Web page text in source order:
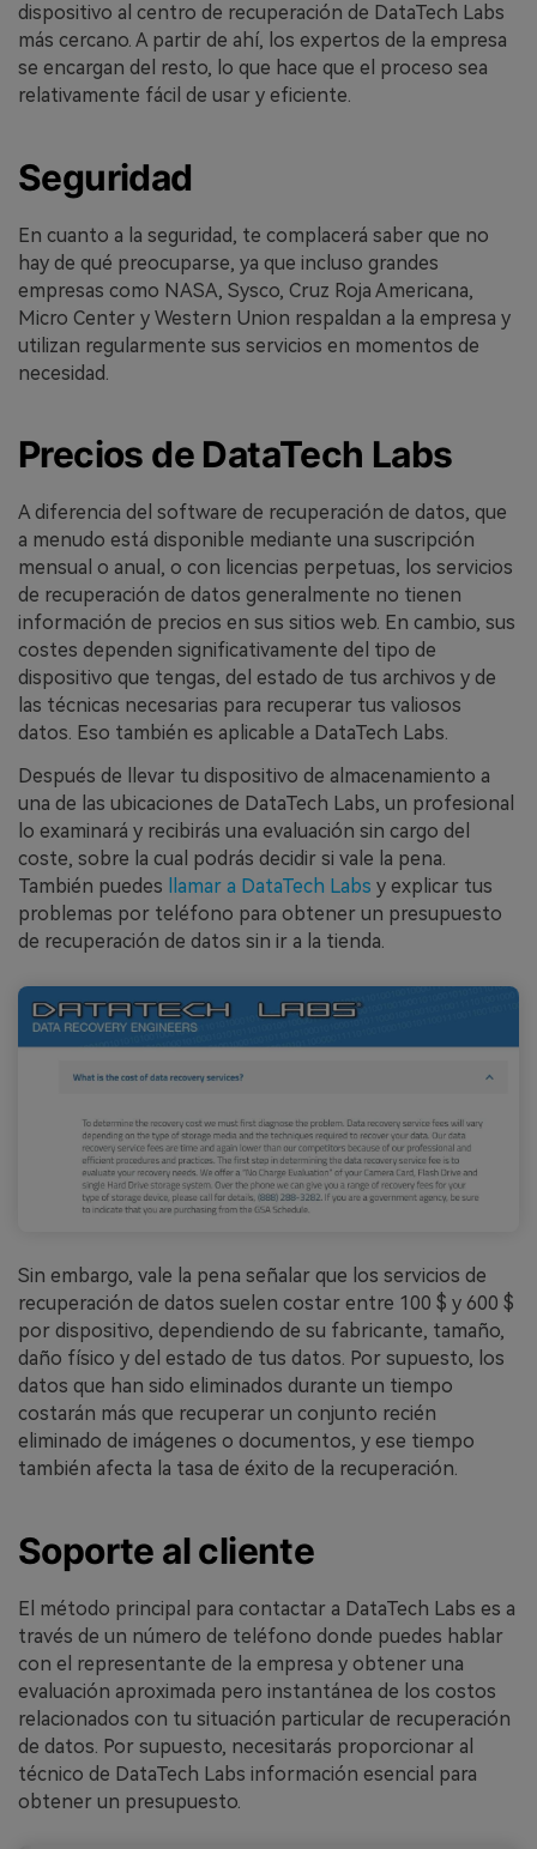
dispositivo al centro de recuperación de DataTech Labs
más cercano. A partir de ahí, los expertos de la empresa
se encargan del resto, lo que hace que el proceso sea
relativamente fácil de usar y eficiente.
Seguridad
En cuanto a la seguridad, te complacerá saber que no
hay de qué preocuparse, ya que incluso grandes
empresas como NASA, Sysco, Cruz Roja Americana,
Micro Center y Western Union respaldan a la empresa y
utilizan regularmente sus servicios en momentos de
necesidad.
Precios de DataTech Labs
A diferencia del software de recuperación de datos, que
a menudo está disponible mediante una suscripción
mensual o anual, o con licencias perpetuas, los servicios
de recuperación de datos generalmente no tienen
información de precios en sus sitios web. En cambio, sus
costes dependen significativamente del tipo de
dispositivo que tengas, del estado de tus archivos y de
las técnicas necesarias para recuperar tus valiosos
datos. Eso también es aplicable a DataTech Labs.
Después de llevar tu dispositivo de almacenamiento a
una de las ubicaciones de DataTech Labs, un profesional
lo examinará y recibirás una evaluación sin cargo del
coste, sobre la cual podrás decidir si vale la pena.
También puedes
llamar a DataTech Labs y explicar tus
problemas por teléfono para obtener un presupuesto
de recuperación de datos sin ir a la tienda.
Sin embargo, vale la pena señalar que los servicios de
recuperación de datos suelen costar entre 100 $ y 600 $
por dispositivo, dependiendo de su fabricante, tamaño,
daño físico y del estado de tus datos. Por supuesto, los
datos que han sido eliminados durante un tiempo
costarán más que recuperar un conjunto recién
eliminado de imágenes o documentos, y ese tiempo
también afecta la tasa de éxito de la recuperación.
Soporte al cliente
El método principal para contactar a DataTech Labs es a
través de un número de teléfono donde puedes hablar
con el representante de la empresa y obtener una
evaluación aproximada pero instantánea de los costos
relacionados con tu situación particular de recuperación
de datos. Por supuesto, necesitarás proporcionar al
técnico de DataTech Labs información esencial para
obtener un presupuesto.